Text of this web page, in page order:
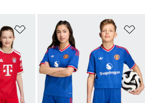
Dodaj do listy życzeń